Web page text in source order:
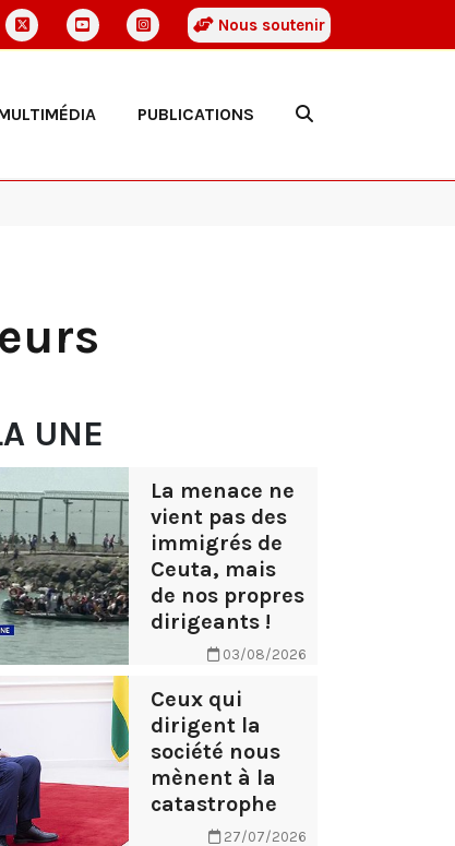
Nous soutenir
PUBLICATIONS
UNE
La menace ne
vient pas des
immigrés de
Ceuta, mais
de nos propres
dirigeants !
03/08/2026
Ceux qui
dirigent la
société nous
mènent à la
catastrophe
27/07/2026